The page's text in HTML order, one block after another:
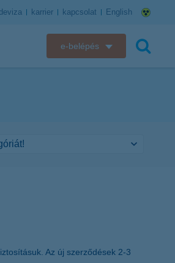
karrier kapcsolat English
e-belépés
K&H e-kártyafelület
Az új szerződések 2-3